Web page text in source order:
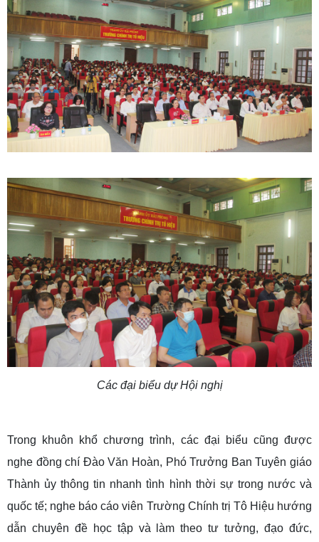
Các đại biểu dự Hội nghị
Trong khuôn khổ chương trình, các đại biểu cũng được
nghe đồng chí Đào Văn Hoàn, Phó Trưởng Ban Tuyên giáo
Thành ủy thông tin nhanh tình hình thời sự trong nước và
quốc tế; nghe báo cáo viên Trường Chính trị Tô Hiệu hướng
dẫn chuyên đề học tập và làm theo tư tưởng, đạo đức,